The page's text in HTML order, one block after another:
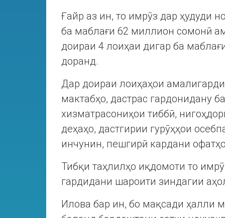
Ғайр аз ин, то имрӯз дар ҳудуди
ба маблағи 62 миллион сомонӣ
доираи 4 лоиҳаи дигар ба
доранд.
Дар доираи лоиҳаҳои
мактабҳо, дастрас гардонидану
хизматрасониҳои тиббӣ,
деҳаҳо, дастгирии гурӯҳҳои
инчунин, пешгирӣ кардани
Тибқи таҳлилҳо иқдомоти то
гардидани шароити зиндагии
Илова бар ин, бо мақсади ҳалли